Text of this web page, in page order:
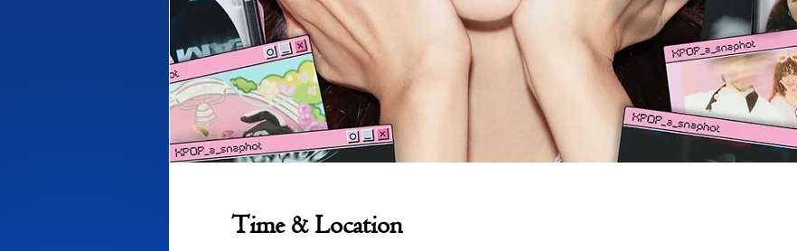
Time & Location